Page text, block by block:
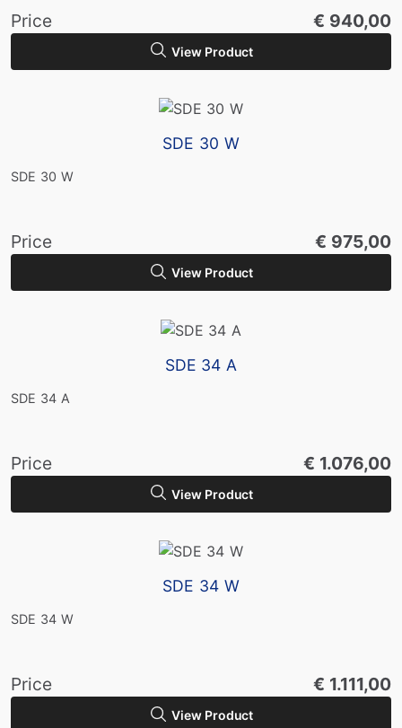
Price € 940,00
View Product
SDE 30 W
SDE 30 W
Price € 975,00
View Product
SDE 34 A
SDE 34 A
Price € 1.076,00
View Product
SDE 34 W
SDE 34 W
Price € 1.111,00
View Product